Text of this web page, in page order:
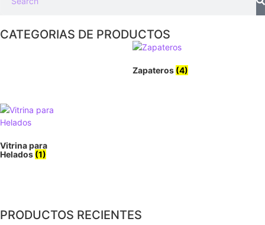
CATEGORIAS DE PRODUCTOS
Zapateros (4)
Vitrina para
Helados (1)
PRODUCTOS RECIENTES